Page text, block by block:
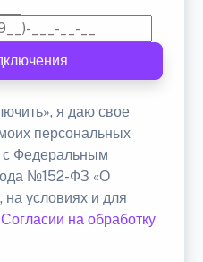
я даю свое
персональных
с Федеральным
№152-ФЗ «О
условиях и для
Согласии на обработку